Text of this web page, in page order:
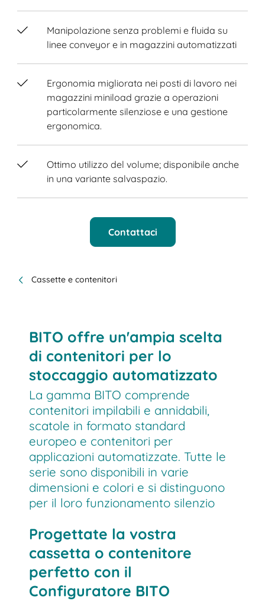
Manipolazione senza problemi e fluida su
linee conveyor e in magazzini automatizzati
Ergonomia migliorata nei posti di lavoro nei
magazzini miniload grazie a operazioni
particolarmente silenziose e una gestione
ergonomica.
Ottimo utilizzo del volume; disponibile anche
in una variante salvaspazio.
Contattaci
Cassette e contenitori
BITO offre un'ampia scelta
di contenitori per lo
stoccaggio automatizzato
La gamma BITO comprende
contenitori impilabili e annidabili,
scatole in formato standard
europeo e contenitori per
applicazioni automatizzate. Tutte le
serie sono disponibili in varie
dimensioni e colori e si distinguono
per il loro funzionamento silenzio
Progettate la vostra
cassetta o contenitore
perfetto con il
Configuratore BITO